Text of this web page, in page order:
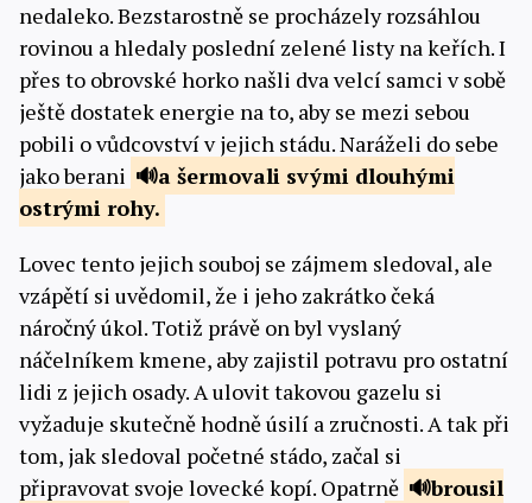
nedaleko. Bezstarostně se procházely rozsáhlou
rovinou a hledaly poslední zelené listy na keřích. I
přes to obrovské horko našli dva velcí samci v sobě
ještě dostatek energie na to, aby se mezi sebou
pobili o vůdcovství v jejich stádu. Naráželi do sebe
jako berani
a šermovali svými dlouhými
ostrými rohy.
Lovec tento jejich souboj se zájmem sledoval, ale
vzápětí si uvědomil, že i jeho zakrátko čeká
náročný úkol. Totiž právě on byl vyslaný
náčelníkem kmene, aby zajistil potravu pro ostatní
lidi z jejich osady. A ulovit takovou gazelu si
vyžaduje skutečně hodně úsilí a zručnosti. A tak při
tom, jak sledoval početné stádo, začal si
připravovat svoje lovecké kopí. Opatrně
brousil